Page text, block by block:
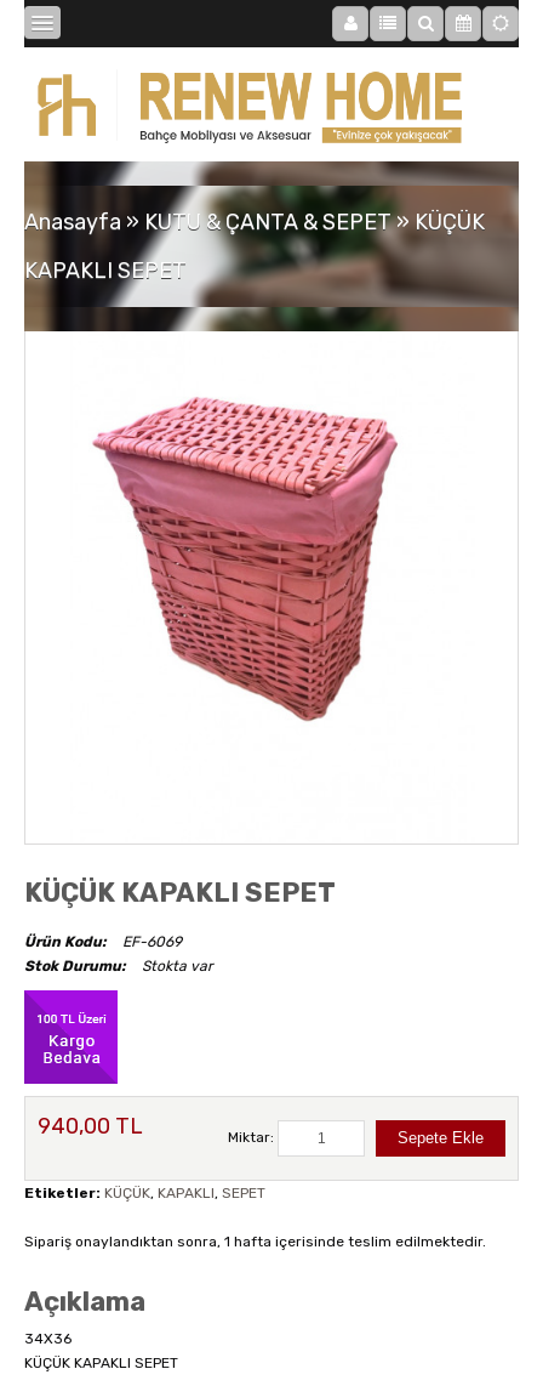
BİBLOLAR
MOBİLYALAR
AYNALAR
AKSESUARLAR
Anasayfa » KUTU & ÇANTA & SEPET» KÜÇÜK
KAPAKLI SEPET
KÜÇÜK KAPAKLI SEPET
Ürün Kodu:
EF-6069
Stok Durumu:
Stokta var
940,00 TL Miktar:
Etiketler: KÜÇÜK, KAPAKLI, SEPET
Sipariş onaylandıktan sonra, 1 hafta içerisinde teslim edilmektedir.
Açıklama
34X36
KÜÇÜK KAPAKLI SEPET